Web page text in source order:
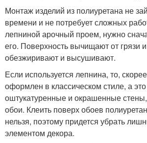
Монтаж изделий из полиуретана не
времени и не потребует сложных
лепниной арочный проем, нужно
его. Поверхность вычищают от грязи
обезжиривают и высушивают.
Если используется лепнина, то,
оформлен в классическом стиле, а
оштукатуренные и окрашенные
обои. Клеить поверх обоев
нельзя, поэтому придется убрать
элементом декора.